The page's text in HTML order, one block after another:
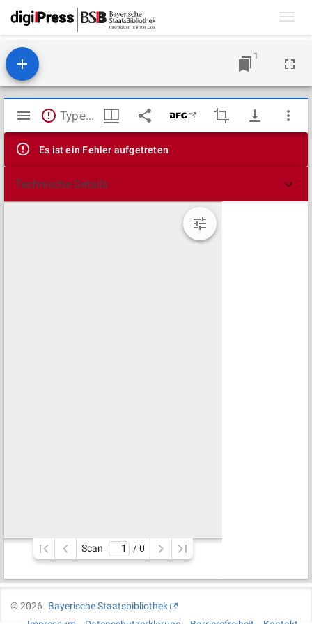
1
Mirador
Viewer
TypeError: Failed to fetch
Es ist ein Fehler aufgetreten
Technische Details
Scan / 0
©2026
Bayerische Staatsbibliothek